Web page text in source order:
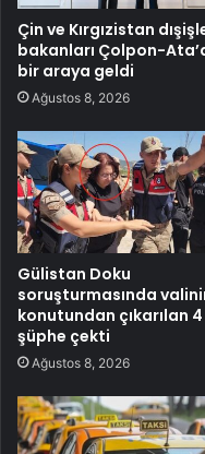
Çin ve Kırgızistan
bakanları Çolpon-
bir araya geldi
Ağustos 8, 2026
Gülistan Doku
soruşturmasında
konutundan çıkarılan
şüphe çekti
Ağustos 8, 2026